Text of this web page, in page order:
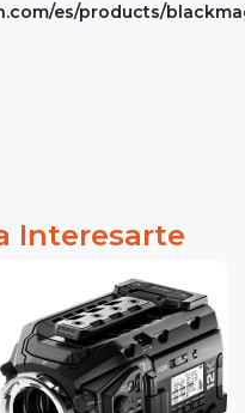
es/products/
Interesarte